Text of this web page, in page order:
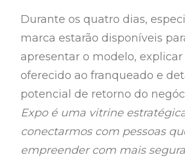
Durante os quatro dias,
marca estarão disponíveis
apresentar o modelo,
oferecido ao franqueado e
potencial de retorno do
Expo é uma vitrine
conectarmos com pessoas
empreender com mais